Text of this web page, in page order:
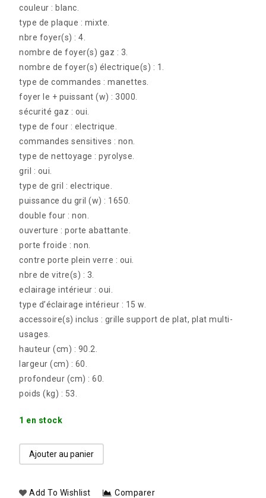
couleur : blanc.
type de plaque : mixte.
nbre foyer(s) : 4.
nombre de foyer(s) gaz : 3.
nombre de foyer(s) électrique(s) : 1.
type de commandes : manettes.
foyer le + puissant (w) : 3000.
sécurité gaz : oui.
type de four : electrique.
commandes sensitives : non.
type de nettoyage : pyrolyse.
gril : oui.
type de gril : electrique.
puissance du gril (w) : 1650.
double four : non.
ouverture : porte abattante.
porte froide : non.
contre porte plein verre : oui.
nbre de vitre(s) : 3.
eclairage intérieur : oui.
type d’éclairage intérieur : 15 w.
accessoire(s) inclus : grille support de plat, plat multi-
usages.
hauteur (cm) : 90.2.
largeur (cm) : 60.
profondeur (cm) : 60.
poids (kg) : 53.
1 en stock
Ajouter au panier
Add To Wishlist Comparer